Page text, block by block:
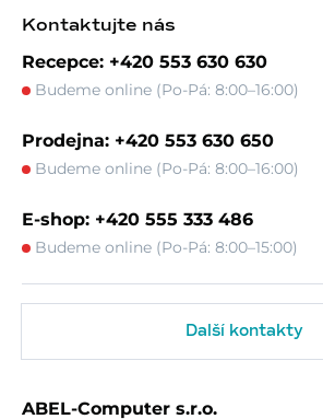
Kontaktujte nás
Recepce: +420 553 630 630
Budeme online (Po-Pá: 8:00–16:00)
Prodejna: +420 553 630 650
Budeme online (Po-Pá: 8:00–16:00)
E-shop: +420 555 333 486
Budeme online (Po-Pá: 8:00–15:00)
Další kontakty
ABEL-Computer s.r.o.